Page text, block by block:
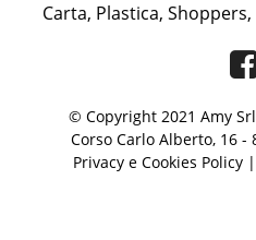
Carta, Plastica,
© Copyright 2021 Amy
Corso Carlo Alberto, 16 -
Privacy e Cookies Policy|